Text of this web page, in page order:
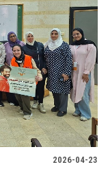
2026-04-23